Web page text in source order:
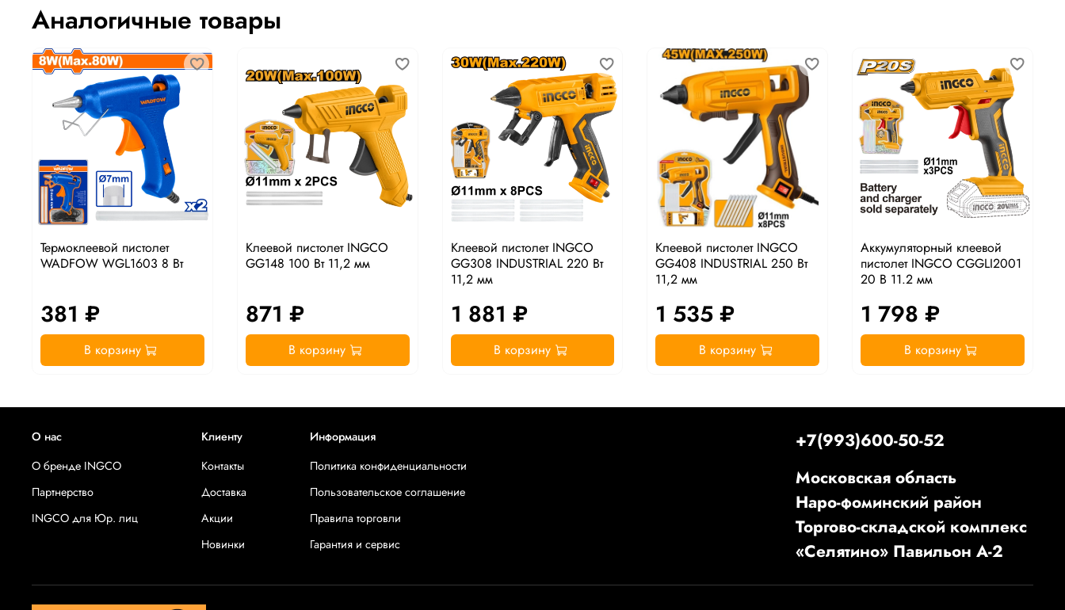
Аналогичные товары
Термоклеевой пистолет
WADFOW WGL1603 8 Вт
381 ₽
В корзину
Клеевой пистолет INGCO
GG148 100 Вт 11,2 мм
871 ₽
В корзину
Клеевой пистолет INGCO
GG308 INDUSTRIAL 220 Вт
11,2 мм
1 881 ₽
В корзину
Клеевой пистолет INGCO
GG408 INDUSTRIAL 250 Вт
11,2 мм
1 535 ₽
В корзину
Аккумуляторный клеевой
пистолет INGCO CGGLI2001
20 В 11.2 мм
1 798 ₽
В корзину
О нас
О бренде INGCO
Партнерство
INGCO для Юр. лиц
Клиенту
Контакты
Доставка
Акции
Новинки
Информация
Политика конфиденциальности
Пользовательское соглашение
Правила торговли
Гарантия и сервис
+7(993)600-50-52
Московская область
Наро-фоминский район
Торгово-складской комплекс
«Селятино» Павильон А-2